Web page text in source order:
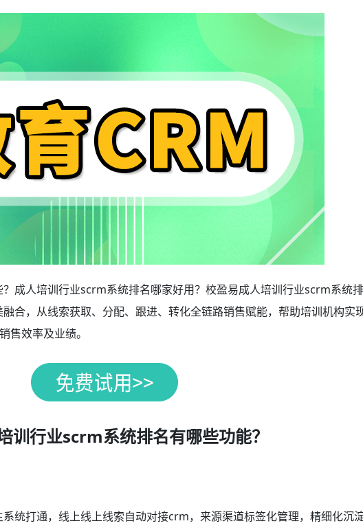
？成人培训行业scrm系统排名哪家好用？校盈易成人培训行业scrm系统
合，从线索获取、分配、跟进、转化全链路销售赋能，帮助培训机构实
售效率及业绩。
训行业scrm系统排名有哪些功能？
统打通，线上线上线索自动对接crm，来源渠道标签化管理，精细化沉